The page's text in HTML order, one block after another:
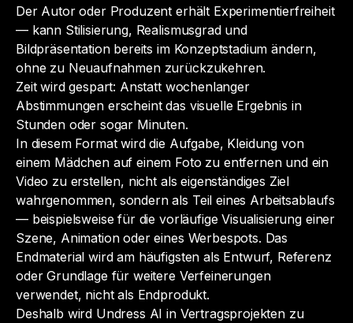
Der Autor oder Produzent erhält Experimentierfreiheit
— kann Stilisierung, Realismusgrad und
Bildpräsentation bereits im Konzeptstadium ändern,
ohne zu Neuaufnahmen zurückzukehren.
Zeit wird gespart: Anstatt wochenlanger
Abstimmungen erscheint das visuelle Ergebnis in
Stunden oder sogar Minuten.
In diesem Format wird die Aufgabe, Kleidung von
einem Mädchen auf einem Foto zu entfernen und ein
Video zu erstellen, nicht als eigenständiges Ziel
wahrgenommen, sondern als Teil eines Arbeitsablaufs
— beispielsweise für die vorläufige Visualisierung einer
Szene, Animation oder eines Werbespots. Das
Endmaterial wird am häufigsten als Entwurf, Referenz
oder Grundlage für weitere Verfeinerungen
verwendet, nicht als Endprodukt.
Deshalb wird Undress AI in Vertragsprojekten zu